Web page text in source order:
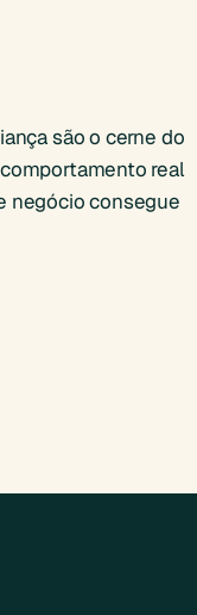
são o cerne do
real
negócio consegue